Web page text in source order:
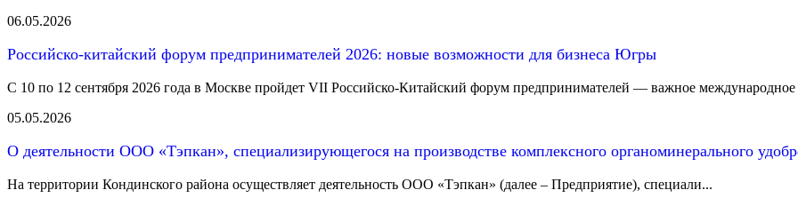
06.05.2026
Российско-китайский форум предпринимателей 2026: новые возможности для бизнеса Югры
С 10 по 12 сентября 2026 года в Москве пройдет VII Российско-Китайский форум предпринимателей — важное международное
05.05.2026
О деятельности ООО «Тэпкан», специализирующегося на производстве комплексного органоминерального
На территории Кондинского района осуществляет деятельность ООО «Тэпкан» (далее – Предприятие), специали...